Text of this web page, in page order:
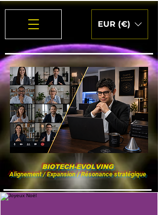
EUR (€)
BIOTECH-EVOLVING
Alignement / Expansion / Résonance stratégique